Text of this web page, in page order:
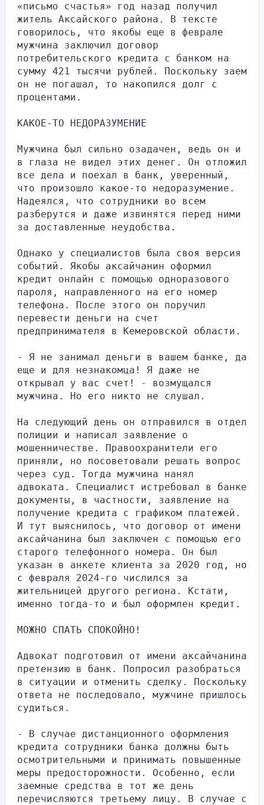
«письмо счастья» год назад получил
житель Аксайского района. В тексте
говорилось, что якобы еще в феврале
мужчина заключил договор
потребительского кредита с банком на
сумму 421 тысячи рублей. Поскольку заем
он не погашал, то накопился долг с
процентами.
КАКОЕ-ТО НЕДОРАЗУМЕНИЕ
Мужчина был сильно озадачен, ведь он и
в глаза не видел этих денег. Он отложил
все дела и поехал в банк, уверенный,
что произошло какое-то недоразумение.
Надеялся, что сотрудники во всем
разберутся и даже извинятся перед ними
за доставленные неудобства.
Однако у специалистов была своя версия
событий. Якобы аксайчанин оформил
кредит онлайн с помощью одноразового
пароля, направленного на его номер
телефона. После этого он поручил
перевести деньги на счет
предпринимателя в Кемеровской области.
- Я не занимал деньги в вашем банке, да
еще и для незнакомца! Я даже не
открывал у вас счет! - возмущался
мужчина. Но его никто не слушал.
На следующий день он отправился в отдел
полиции и написал заявление о
мошенничестве. Правоохранители его
приняли, но посоветовали решать вопрос
через суд. Тогда мужчина нанял
адвоката. Специалист истребовал в банке
документы, в частности, заявление на
получение кредита с графиком платежей.
И тут выяснилось, что договор от имени
аксайчанина был заключен с помощью его
старого телефонного номера. Он был
указан в анкете клиента за 2020 год, но
с февраля 2024-го числился за
жительницей другого региона. Кстати,
именно тогда-то и был оформлен кредит.
МОЖНО СПАТЬ СПОКОЙНО!
Адвокат подготовил от имени аксайчанина
претензию в банк. Попросил разобраться
в ситуации и отменить сделку. Поскольку
ответа не последовало, мужчине пришлось
судиться.
- В случае дистанционного оформления
кредита сотрудники банка должны быть
осмотрительными и принимать повышенные
меры предосторожности. Особенно, если
заемные средства в тот же день
перечисляются третьему лицу. В случае с